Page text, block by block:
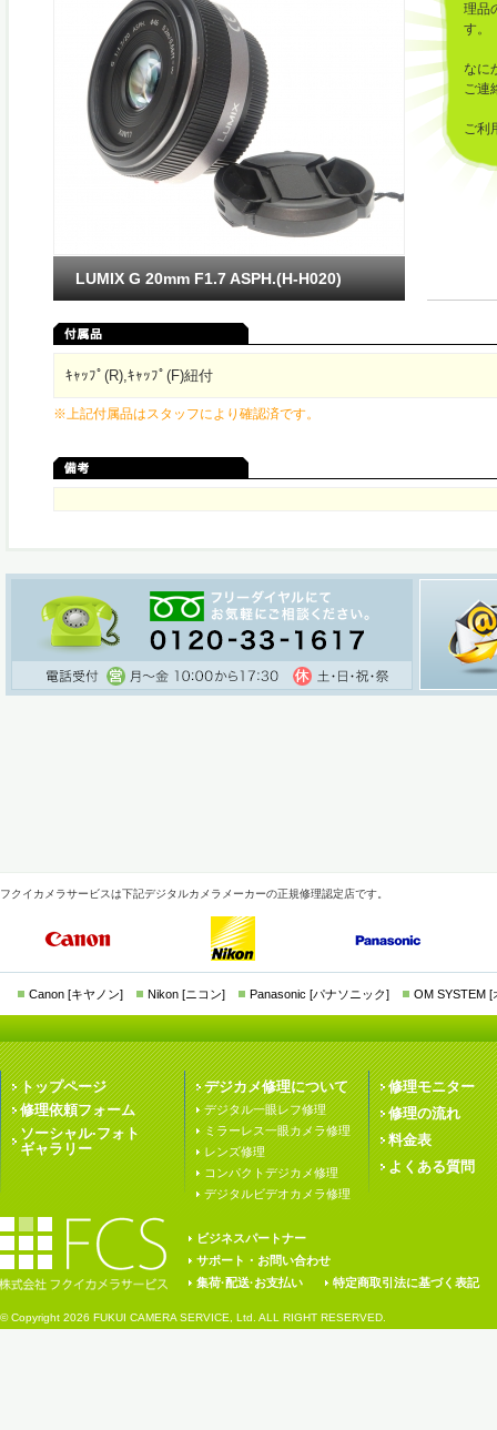
理品
す。
なに
ご連
ご利
LUMIX G 20mm F1.7 ASPH.(H-H020)
ｷｬｯﾌﾟ(R),ｷｬｯﾌﾟ(F)紐付
※上記付属品はスタッフにより確認済です。
フクイカメラサービスは下記デジタルカメラメーカーの正規修理認定店です。
Canon [キヤノン] Nikon [ニコン] Panasonic [パナソニック] OM SYSTEM [
トップページ
修理依頼フォーム
ソーシャル·フォト
ギャラリー
デジカメ修理について
デジタル一眼レフ修理
ミラーレス一眼カメラ修理
レンズ修理
コンパクトデジカメ修理
デジタルビデオカメラ修理
修理モニター
修理の流れ
料金表
よくある質問
ビジネスパートナー
サポート・お問い合わせ
集荷·配送·お支払い
特定商取引法に基づく表記
© Copyright 2026 FUKUI CAMERA SERVICE, Ltd. ALL RIGHT RESERVED.